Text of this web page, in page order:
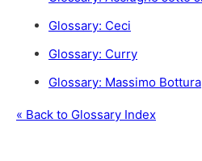
Glossary: Ceci
Glossary: Curry
Glossary: Massimo Bottura
« Back to Glossary Index